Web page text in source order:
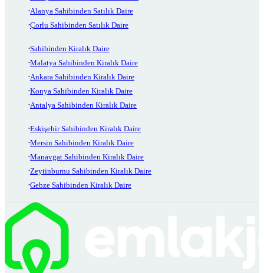
Alanya Sahibinden Satılık Daire
Çorlu Sahibinden Satılık Daire
Sahibinden Kiralık Daire
Malatya Sahibinden Kiralık Daire
Ankara Sahibinden Kiralık Daire
Konya Sahibinden Kiralık Daire
Antalya Sahibinden Kiralık Daire
Eskişehir Sahibinden Kiralık Daire
Mersin Sahibinden Kiralık Daire
Manavgat Sahibinden Kiralık Daire
Zeytinburnu Sahibinden Kiralık Daire
Gebze Sahibinden Kiralık Daire